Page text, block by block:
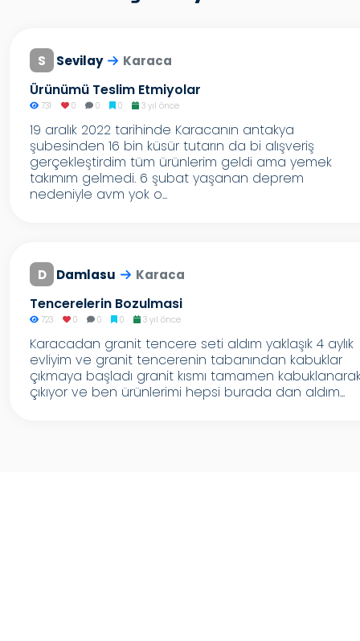
S Sevilay Karaca
Ürünümü Teslim Etmiyolar
731 0 0 0 3 yıl önce
19 aralık 2022 tarihinde Karacanın antakya
şubesinden 16 bin küsür tutarın da bi alışveriş
gerçekleştirdim tüm ürünlerim geldi ama yemek
takımım gelmedi. 6 şubat yaşanan deprem
nedeniyle avm yok o...
D Damlasu Karaca
Tencerelerin Bozulmasi
723 0 0 0 3 yıl önce
Karacadan granit tencere seti aldım yaklaşık 4 aylık
evliyim ve granit tencerenin tabanından kabuklar
çıkmaya başladı granit kısmı tamamen
çıkıyor ve ben ürünlerimi hepsi burada dan aldım...